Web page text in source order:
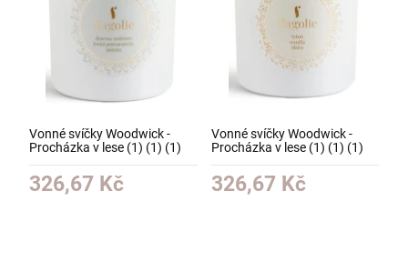
Vonné svíčky Woodwick -
Procházka v lese (1) (1) (1)
326,67 Kč
Vonné svíčky Woodwick -
Procházka v lese (1) (1) (1)
326,67 Kč